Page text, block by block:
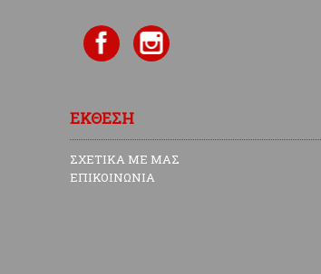
ΕΚΘΕΣΗ
ΣΧΕΤΙΚΑ ΜΕ ΜΑΣ
ΕΠΙΚΟΙΝΩΝΙΑ